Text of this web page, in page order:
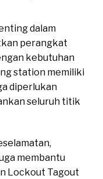
dalam
perangkat
kebutuhan
station memiliki
diperlukan
seluruh titik
membantu
Lockout Tagout